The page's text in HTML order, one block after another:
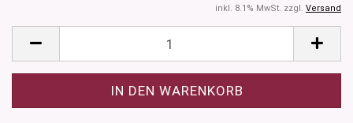
inkl. 8.1% MwSt. zzgl. Versand